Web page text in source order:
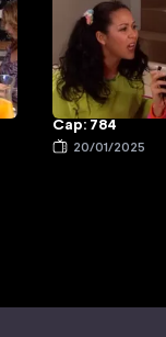
Cap: 784
20/01/2025